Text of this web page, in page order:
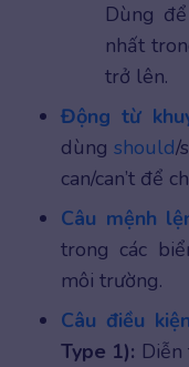
Dùng
nhất
trở lên.
Động từ
dùngshould/
can/can’t để
Câu mệnh
trong các
môi trường.
Câu điều
Type 1):